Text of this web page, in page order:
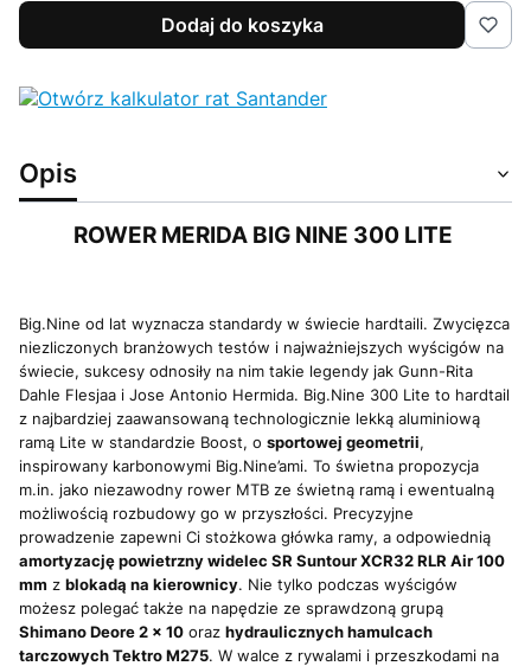
Dodaj do koszyka
Opis
ROWER MERIDA BIG NINE 300 LITE
Big.Nine od lat wyznacza standardy w świecie hardtaili. Zwycięzca
niezliczonych branżowych testów i najważniejszych wyścigów na
świecie, sukcesy odnosiły na nim takie legendy jak Gunn-Rita
Dahle Flesjaa i Jose Antonio Hermida. Big.Nine 300 Lite to hardtail
z najbardziej zaawansowaną technologicznie lekką aluminiową
ramą Lite w standardzie Boost, o sportowej geometrii,
inspirowany karbonowymi Big.Nine’ami. To świetna propozycja
m.in. jako niezawodny rower MTB ze świetną ramą i ewentualną
możliwością rozbudowy go w przyszłości. Precyzyjne
prowadzenie zapewni Ci stożkowa główka ramy, a odpowiednią
amortyzację powietrzny widelec SR Suntour XCR32 RLR Air 100
mm z blokadą na kierownicy. Nie tylko podczas wyścigów
możesz polegać także na napędzie ze sprawdzoną grupą
Shimano Deore 2 x 10 oraz hydraulicznych hamulcach
tarczowych Tektro M275. W walce z rywalami i przeszkodami na